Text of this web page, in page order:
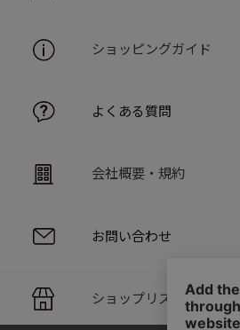
ショッピングガイド
よくある質問
会社概要・規約
お問い合わせ
ショップリスト